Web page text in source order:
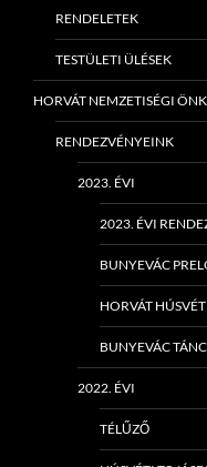
RENDELETEK
TESTÜLETI ÜLÉSEK
HORVÁT NEMZETISÉGI
RENDEZVÉNYEINK
2023. ÉVI
2023. ÉVI
BUNYEVÁC
HORVÁT HÚSVÉT
BUNYEVÁC
2022. ÉVI
TÉLŰZŐ